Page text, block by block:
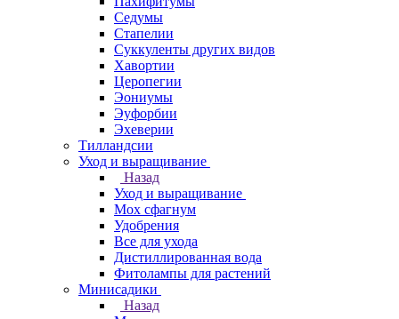
Седумы
Стапелии
Суккуленты других видов
Хавортии
Церопегии
Эониумы
Эуфорбии
Эхеверии
Тилландсии
Уход и выращивание
Назад
Уход и выращивание
Мох сфагнум
Удобрения
Все для ухода
Дистиллированная вода
Фитолампы для растений
Минисадики
Назад